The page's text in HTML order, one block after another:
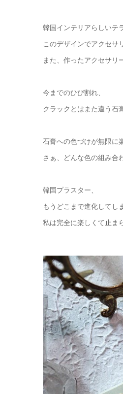
韓国インテリアらしいテ
このデザインでアクセ
また、作ったアクセサリ
今までのひび割れ、
クラックとはまた違う石
石膏への色づけが無限に
さぁ、どんな色の組み合
韓国プラスター、
もうどこまで進化してし
私は完全に楽しくて止ま